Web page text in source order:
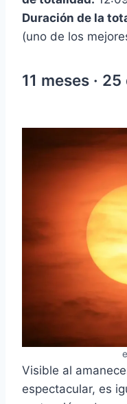
Duración de la
(uno de los
11 meses · 25
Visible al
espectacular, es